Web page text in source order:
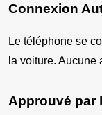
Connexion
Le téléphone se
la voiture. Aucune
Approuvé par